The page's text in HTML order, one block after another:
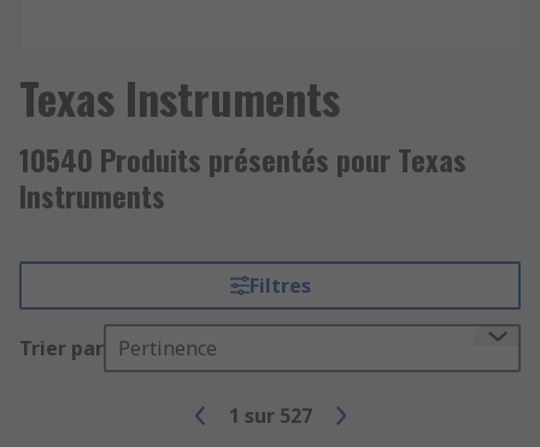
Texas Instruments
10540 Produits présentés pour Texas
Instruments
Filtres
Trier par Pertinence
1 sur 527